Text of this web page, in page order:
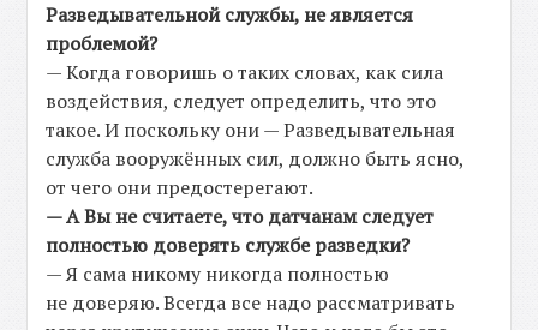
Разведывательной службы, не является
проблемой?
— Когда говоришь о таких словах, как сила
воздействия, следует определить, что это
такое. И поскольку они — Разведывательная
служба вооружённых сил, должно быть ясно,
от чего они предостерегают.
— А Вы не считаете, что датчанам следует
полностью доверять службе разведки?
— Я сама никому никогда полностью
не доверяю. Всегда все надо рассматривать